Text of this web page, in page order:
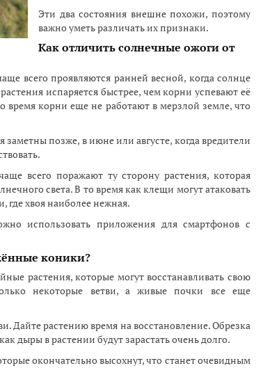
Эти два состояния внешне похожи, поэтому
важно уметь различать их признаки.
Как отличить солнечные ожоги от
всего проявляются ранней весной, когда солнце
испаряется быстрее, чем корни успевают её
время корни еще не работают в мерзлой земле, что
позже, в июне или августе, когда вредители
всего поражают ту сторону растения, которая
света. В то время как клещи могут атаковать
где хвоя наиболее нежная.
использовать приложения для смартфонов с
коники?
растения, которые могут восстанавливать свою
некоторые ветви, а живые почки все еще
Дайте растению время на восстановление. Обрезка
дыры в растении будут зарастать очень долго.
окончательно высохнут, что станет очевидным